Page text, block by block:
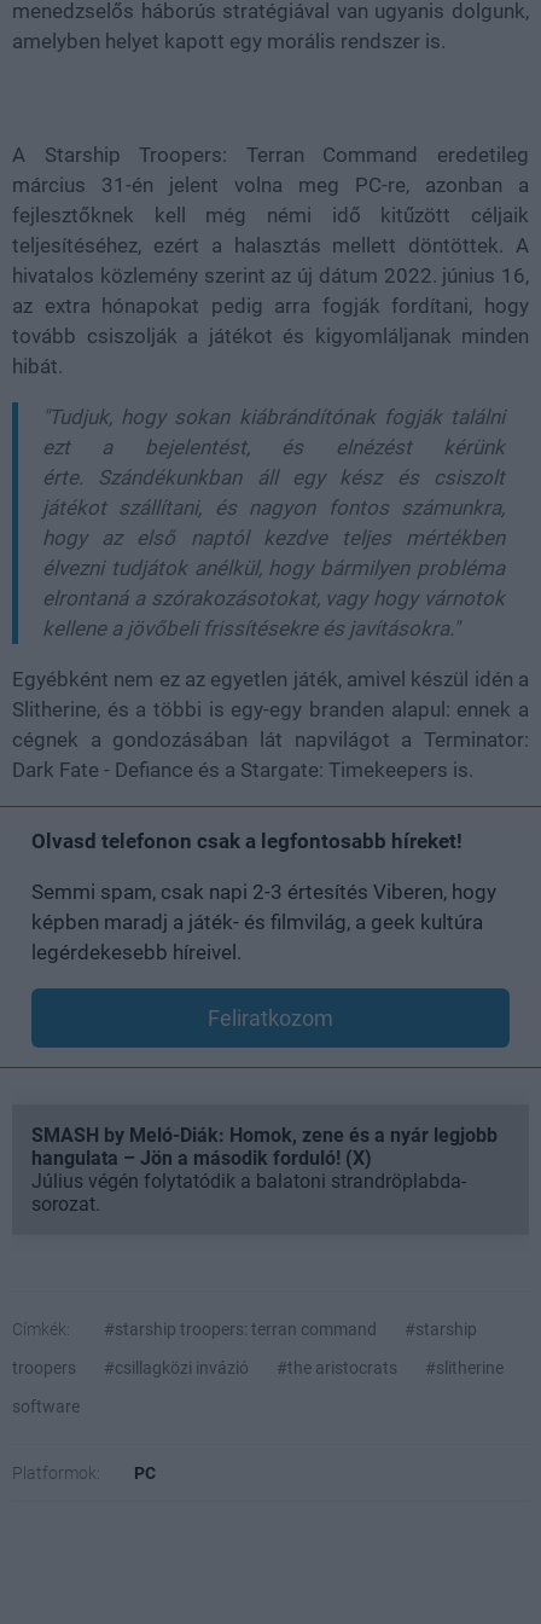
menedzselős háborús stratégiával van ugyanis dolgunk,
amelyben helyet kapott egy morális rendszer is.
A Starship Troopers: Terran Command eredetileg
március 31-én jelent volna meg PC-re, azonban a
fejlesztőknek kell még némi idő kitűzött céljaik
teljesítéséhez, ezért a halasztás mellett döntöttek. A
hivatalos közlemény szerint az új dátum 2022. június 16,
az extra hónapokat pedig arra fogják fordítani, hogy
tovább csiszolják a játékot és kigyomláljanak minden
hibát.
"Tudjuk, hogy sokan kiábrándítónak fogják találni
ezt a bejelentést, és elnézést kérünk
érte. Szándékunkban áll egy kész és csiszolt
játékot szállítani, és nagyon fontos számunkra,
hogy az első naptól kezdve teljes mértékben
élvezni tudjátok anélkül, hogy bármilyen probléma
elrontaná a szórakozásotokat, vagy hogy várnotok
kellene a jövőbeli frissítésekre és javításokra."
Egyébként nem ez az egyetlen játék, amivel készül idén a
Slitherine, és a többi is egy-egy branden alapul: ennek a
cégnek a gondozásában lát napvilágot a Terminator:
Dark Fate - Defiance és a Stargate: Timekeepers is.
Olvasd telefonon csak a legfontosabb híreket!
Semmi spam, csak napi 2-3 értesítés Viberen, hogy
képben maradj a játék- és filmvilág, a geek kultúra
legérdekesebb híreivel.
Feliratkozom
SMASH by Meló-Diák: Homok, zene és a nyár legjobb
hangulata – Jön a második forduló! (X)
Július végén folytatódik a balatoni strandröplabda-
sorozat.
Címkék: #starship troopers: terran command
#starship
troopers
#csillagközi invázió #the aristocrats
#slitherine
software
Platformok: PC